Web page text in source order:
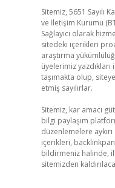
Sitemiz, 5651 Sayılı
ve İletişim Kurumu
Sağlayıcı olarak
sitedeki içerikleri
araştırma
üyelerimiz
taşımakta olup,
etmiş sayılırlar.
Sitemiz, kar amacı
bilgi paylaşım
düzenlemelere
içerikleri,
bildirmeniz halinde,
sitemizden